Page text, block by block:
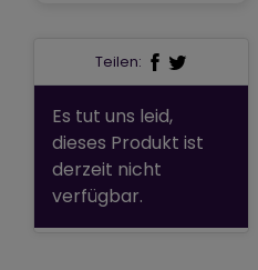
Teilen:
Es tut uns leid,
dieses Produkt ist
derzeit nicht
verfügbar.